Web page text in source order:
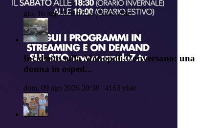
gio, 16 lug 2026 07:58 | 5502 viste
Incidente sulla Monopoli-Conversano: una
donna in osped...
dom, 09 ago 2026 20:38 | 4163 viste